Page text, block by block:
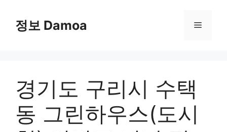
content정보 Damoa Menu
경기도 구리시 수택
동 그린하우스(도시